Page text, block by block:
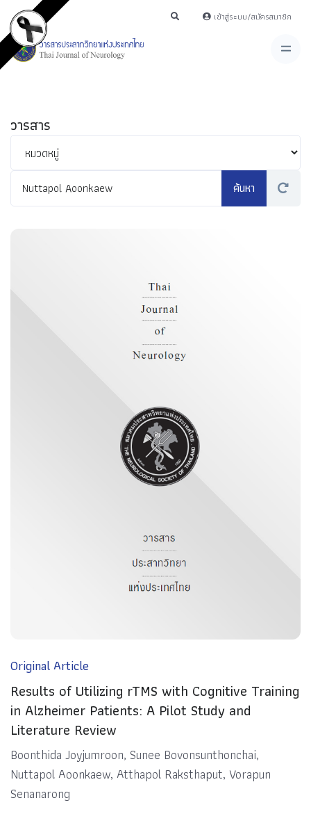
เข้าสู่ระบบ/สมัครสมาชิก
วารสาร
Original Article
Results of Utilizing rTMS with Cognitive Training
in Alzheimer Patients: A Pilot Study and
Literature Review
Boonthida Joyjumroon, Sunee Bovonsunthonchai,
Nuttapol Aoonkaew, Atthapol Raksthaput, Vorapun
Senanarong